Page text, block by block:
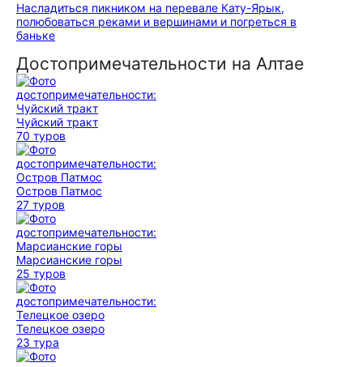
Насладиться пикником на перевале Кату-Ярык,
полюбоваться реками и вершинами и погреться в
баньке
Достопримечательности на Алтае
Чуйский тракт
70 туров
Остров Патмос
27 туров
Марсианские горы
25 туров
Телецкое озеро
23 тура